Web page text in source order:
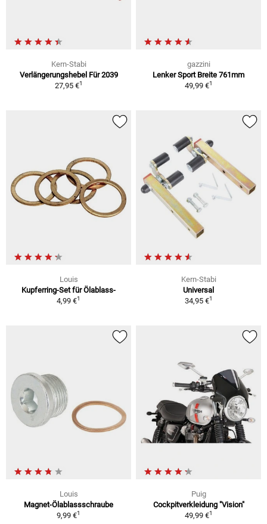
Kern-Stabi
Verlängerungshebel Für 2039
27,95 €1
gazzini
Lenker Sport Breite 761mm
49,99 €1
Louis
Kupferring-Set für Ölablass-
4,99 €1
Kern-Stabi
Universal
34,95 €1
Louis
Magnet-Ölablassschraube
9,99 €1
Puig
Cockpitverkleidung "Vision"
49,99 €1